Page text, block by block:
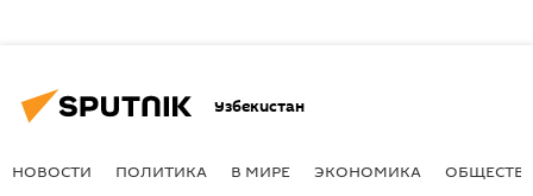
Узбекистан
НОВОСТИ ПОЛИТИКА В МИРЕ ЭКОНОМИКА